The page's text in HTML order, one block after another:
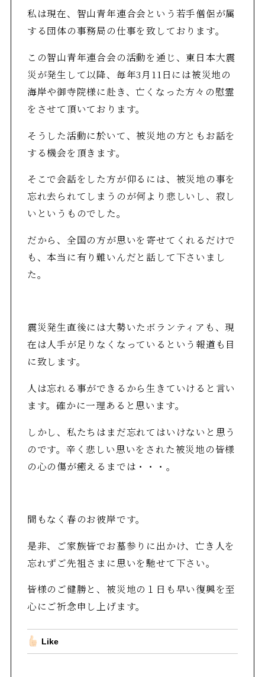
私は現在、智山青年連合会という若手僧侶が属
する団体の事務局の仕事を致しております。
この智山青年連合会の活動を通じ、東日本大震
災が発生して以降、毎年3月11日には被災地の
海岸や御寺院様に赴き、亡くなった方々の慰霊
をさせて頂いております。
そうした活動に於いて、被災地の方ともお話を
する機会を頂きます。
そこで会話をした方が仰るには、被災地の事を
忘れ去られてしまうのが何より悲しいし、寂し
いというものでした。
だから、全国の方が思いを寄せてくれるだけで
も、本当に有り難いんだと話して下さいまし
た。
震災発生直後には大勢いたボランティアも、現
在は人手が足りなくなっているという報道も目
に致します。
人は忘れる事ができるから生きていけると言い
ます。確かに一理あると思います。
しかし、私たちはまだ忘れてはいけないと思う
のです。辛く悲しい思いをされた被災地の皆様
の心の傷が癒えるまでは・・・。
間もなく春のお彼岸です。
是非、ご家族皆でお墓参りに出かけ、亡き人を
忘れずご先祖さまに思いを馳せて下さい。
皆様のご健勝と、被災地の１日も早い復興を至
心にご祈念申し上げます。
Like